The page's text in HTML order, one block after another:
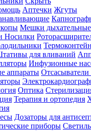
Аптечки Жгуты
Мешки
Носилки
для вливаний
Инфузионные
аппараты
Оптика
Терапия и ортопедия
Дозаторы для
приборы